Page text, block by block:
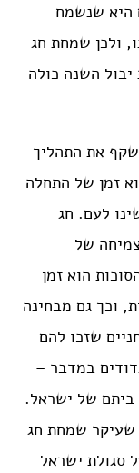
היא שנשמח
ולכן שמחת חג
השנה כולה
את התהליך
זמן של התחלה
לעם. חג
של
הוא זמן
וכך גם מבחינה
שזכו להם
במדבר –
ביתם של ישראל.
שעיקר שמחת חג
סגולת ישראל